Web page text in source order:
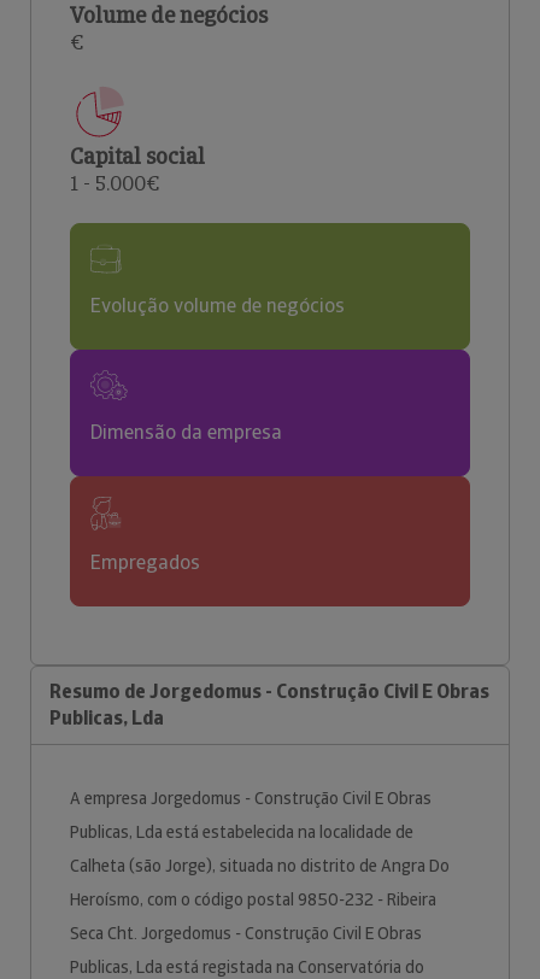
Volume de negócios
€
Capital social
1 - 5.000€
Evolução volume de negócios
Dimensão da empresa
Empregados
Resumo de Jorgedomus - Construção Civil E Obras
Publicas, Lda
A empresa Jorgedomus - Construção Civil E Obras
Publicas, Lda está estabelecida na localidade de
Calheta (são Jorge), situada no distrito de Angra Do
Heroísmo, com o código postal 9850-232 - Ribeira
Seca Cht. Jorgedomus - Construção Civil E Obras
Publicas, Lda está registada na Conservatória do